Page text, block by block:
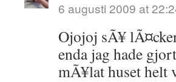
6 augusti 2009 at
Ojojoj sÃ¥
enda jag hade
mÃ¥lat huset helt